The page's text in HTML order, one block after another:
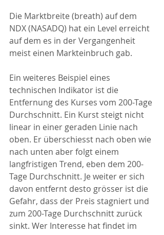
Die Marktbreite (breath) auf dem
NDX (NASADQ) hat ein Level erreicht
auf dem es in der Vergangenheit
meist einen Markteinbruch gab.
Ein weiteres Beispiel eines
technischen Indikator ist die
Entfernung des Kurses vom 200-Tage
Durchschnitt. Ein Kurst steigt nicht
linear in einer geraden Linie nach
oben. Er überschiesst nach oben wie
nach unten aber folgt einem
langfristigen Trend, eben dem 200-
Tage Durchschnitt. Je weiter er sich
davon entfernt desto grösser ist die
Gefahr, dass der Preis stagniert und
zum 200-Tage Durchschnitt zurück
sinkt. Wer Interesse hat findet im